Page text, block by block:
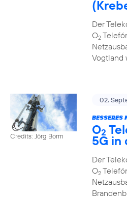
Der
O2
Vogtland
Credits: Jörg Borm
02.
BESSERES
O2
5G in
Der
O2